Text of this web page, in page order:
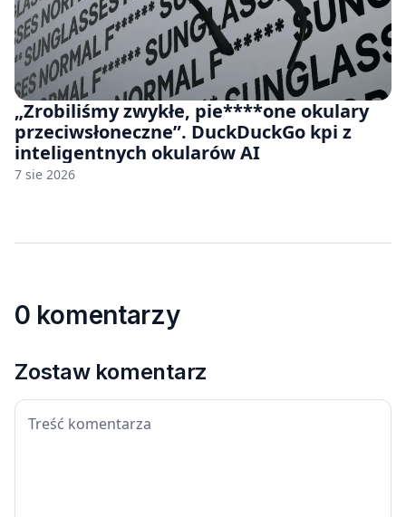
„Zrobiliśmy zwykłe, pie****one okulary
przeciwsłoneczne”. DuckDuckGo kpi z
inteligentnych okularów AI
7 sie 2026
0 komentarzy
Zostaw komentarz